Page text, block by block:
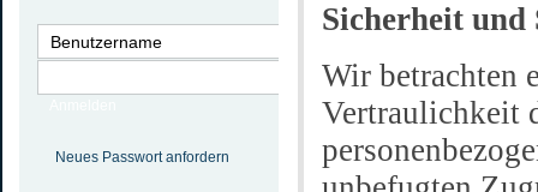
Sicherheit und
Wir betrachten
Vertraulichkeit
Neues Passwort anfordern